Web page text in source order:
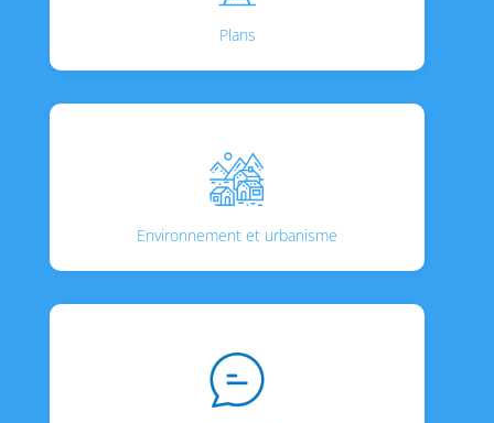
Plans
Environnement et urbanisme